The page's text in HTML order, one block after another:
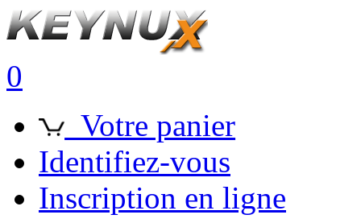
0
Votre panier
Identifiez-vous
Inscription en ligne